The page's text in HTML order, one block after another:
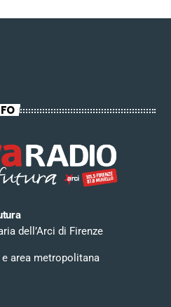
dell’Arci di Firenze
e area metropolitana